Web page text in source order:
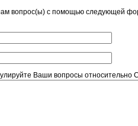
вопрос(ы) с помощью следующей
Ваши вопросы относительно